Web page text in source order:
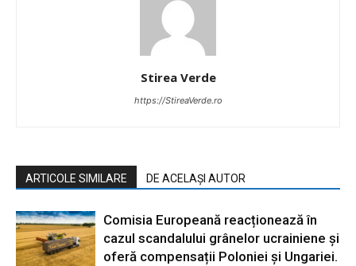
Stirea Verde
https://StireaVerde.ro
ARTICOLE SIMILARE DE ACELAȘI AUTOR
Comisia Europeană reacționează în
cazul scandalului grânelor ucrainiene și
oferă compensații Poloniei și Ungariei.